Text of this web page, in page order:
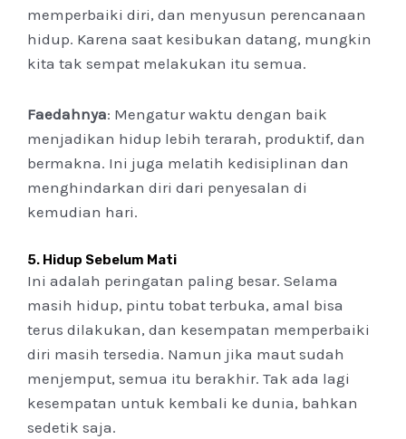
memperbaiki diri, dan menyusun perencanaan
hidup. Karena saat kesibukan datang, mungkin
kita tak sempat melakukan itu semua.
Faedahnya: Mengatur waktu dengan baik
menjadikan hidup lebih terarah, produktif, dan
bermakna. Ini juga melatih kedisiplinan dan
menghindarkan diri dari penyesalan di
kemudian hari.
5. Hidup Sebelum Mati
Ini adalah peringatan paling besar. Selama
masih hidup, pintu tobat terbuka, amal bisa
terus dilakukan, dan kesempatan memperbaiki
diri masih tersedia. Namun jika maut sudah
menjemput, semua itu berakhir. Tak ada lagi
kesempatan untuk kembali ke dunia, bahkan
sedetik saja.